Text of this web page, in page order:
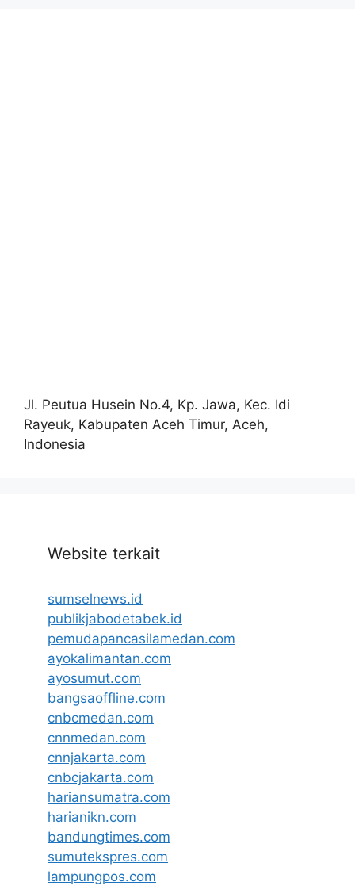
Jl. Peutua Husein No.4, Kp. Jawa, Kec. Idi
Rayeuk, Kabupaten Aceh Timur, Aceh,
Indonesia
Website terkait
sumselnews.id
publikjabodetabek.id
pemudapancasilamedan.com
ayokalimantan.com
ayosumut.com
bangsaoffline.com
cnbcmedan.com
cnnmedan.com
cnnjakarta.com
cnbcjakarta.com
hariansumatra.com
harianikn.com
bandungtimes.com
sumutekspres.com
lampungpos.com